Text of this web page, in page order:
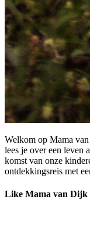
Welkom op Mama
lees je over een leven
komst van onze
ontdekkingsreis met
Like Mama van Dijk